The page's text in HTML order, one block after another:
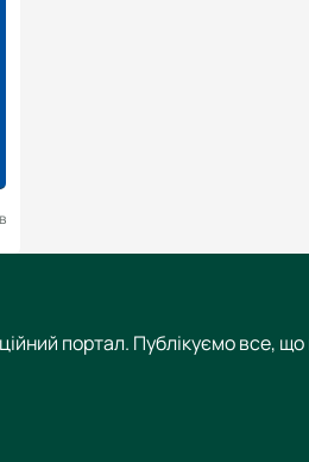
портал. Публікуємо все,